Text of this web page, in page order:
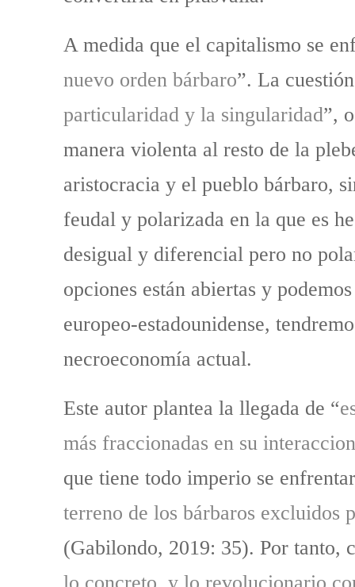
A medida que el capitalismo se
nuevo orden bárbaro”. La
particularidad y la singularidad”,
manera violenta al resto de la
aristocracia y el pueblo bárbaro,
feudal y polarizada en la que es
desigual y diferencial pero no
opciones están abiertas y
europeo-estadounidense,
necroeconomía actual.
Este autor plantea la llegada de “
más fraccionadas en su
que tiene todo imperio se
terreno de los bárbaros excluidos
(Gabilondo, 2019: 35). Por tanto,